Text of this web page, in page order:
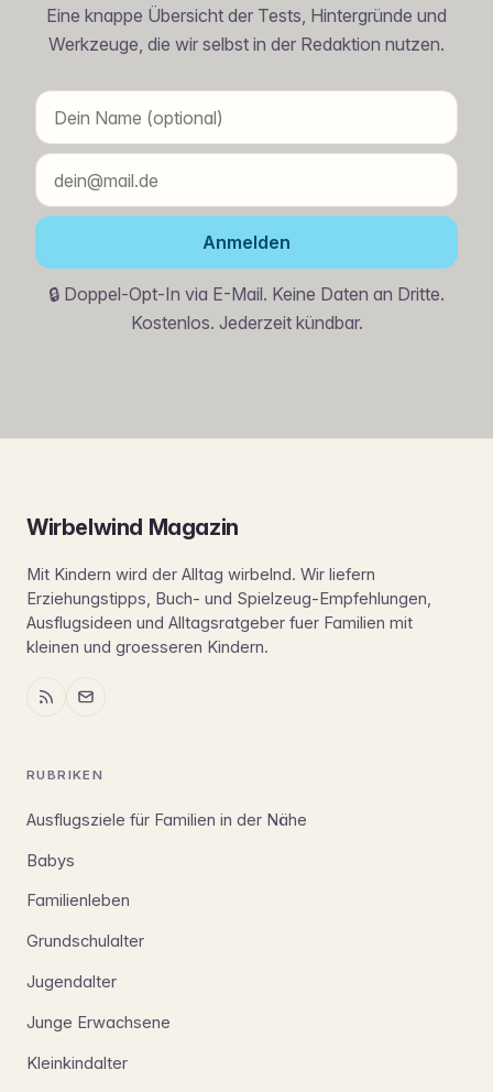
Eine knappe Übersicht der Tests, Hintergründe und
Werkzeuge, die wir selbst in der Redaktion nutzen.
Anmelden
🔒 Doppel-Opt-In via E-Mail. Keine Daten an Dritte.
Kostenlos. Jederzeit kündbar.
Wirbelwind Magazin
Mit Kindern wird der Alltag wirbelnd. Wir liefern
Erziehungstipps, Buch- und Spielzeug-Empfehlungen,
Ausflugsideen und Alltagsratgeber fuer Familien mit
kleinen und groesseren Kindern.
RUBRIKEN
Ausflugsziele für Familien in der Nähe
Babys
Familienleben
Grundschulalter
Jugendalter
Junge Erwachsene
Kleinkindalter